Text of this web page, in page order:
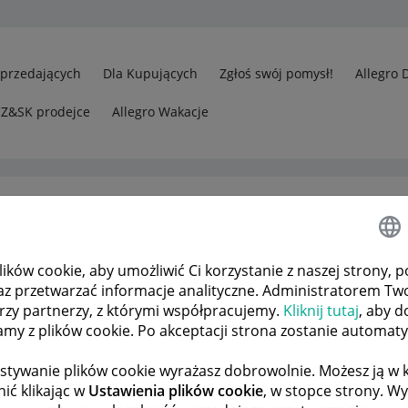
cookie, aby umożliwić Ci korzystanie z naszej strony,
przetwarzać informacje analityczne. Administratorem
partnerzy, z którymi współpracujemy. Kliknij tutaj, aby
z plików cookie. Po akceptacji strona zostanie
plików cookie wyrażasz dobrowolnie. Możesz ją w
klikając wUstawienia plików cookie, w stopce strony.
Dla Kupujących Zgłoś swój pomysł! Allegro
prodejce Allegro Wakacje
Wykluczenie przesyłek
POPRZEDNIA NASTĘPNA